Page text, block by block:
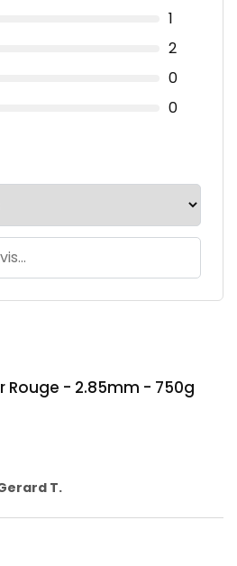
1
2
0
0
Rouge - 2.85mm - 750g
T.